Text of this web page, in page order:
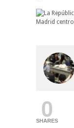
0
SHARES